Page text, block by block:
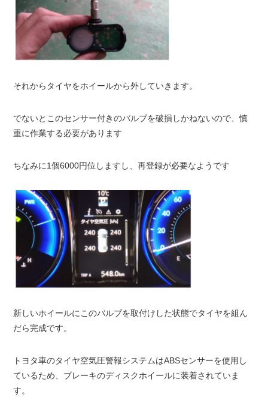
それからタイヤをホイールから外していきます。
でないとこのセンサー付きのバルブを破損しかねないので、慎
重に作業する必要があります
ちなみに1個6000円位しますし、再登録が必要なようです
新しいホイールにこのバルブを取付けした状態でタイヤを組ん
だら完成です。
トヨタ車のタイヤ空気圧警報システムはABSセンサーを使用し
ているため、ブレーキのディスクホイールに装着されていま
す。